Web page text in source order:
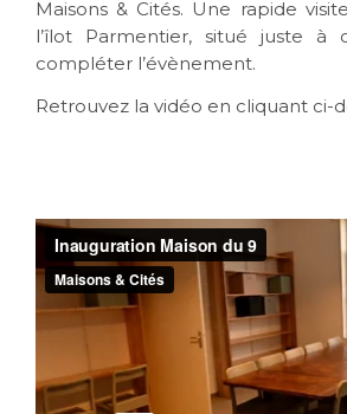
Maisons & Cités. Une rapide
l’îlot Parmentier, situé juste à
compléter l’évènement.
Retrouvez la vidéo en cliquant ci-